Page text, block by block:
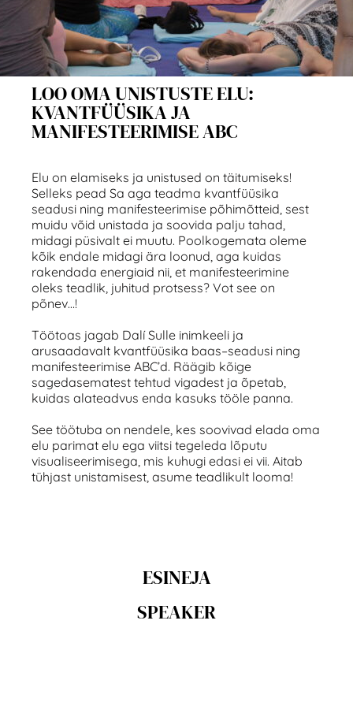
LOO OMA UNISTUSTE ELU:
KVANTFÜÜSIKA JA
MANIFESTEERIMISE ABC
Elu on elamiseks ja unistused on täitumiseks!
Selleks pead Sa aga teadma kvantfüüsika
seadusi ning manifesteerimise põhimõtteid, sest
muidu võid unistada ja soovida palju tahad,
midagi püsivalt ei muutu. Poolkogemata oleme
kõik endale midagi ära loonud, aga kuidas
rakendada energiaid nii, et manifesteerimine
oleks teadlik, juhitud protsess? Vot see on
põnev…!
Töötoas jagab Dalí Sulle inimkeeli ja
arusaadavalt kvantfüüsika baas–seadusi ning
manifesteerimise ABC’d. Räägib kõige
sagedasematest tehtud vigadest ja õpetab,
kuidas alateadvus enda kasuks tööle panna.
See töötuba on nendele, kes soovivad elada oma
elu parimat elu ega viitsi tegeleda lõputu
visualiseerimisega, mis kuhugi edasi ei vii. Aitab
tühjast unistamisest, asume teadlikult looma!
ESINEJA
SPEAKER